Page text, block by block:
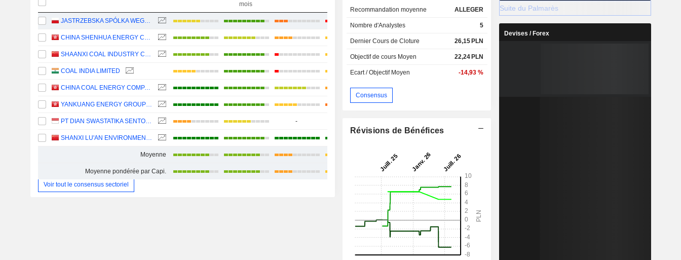
mois
JASTRZEBSKA SPÓLKA WEGLOWA S.A.
CHINA SHENHUA ENERGY COMPANY LIMITED +17,31 %
SHAANXI COAL INDUSTRY COMPANY LIMITED +18,04 %
COAL INDIA LIMITED +10,77 %
CHINA COAL ENERGY COMPANY LIMITED +51,31 %
YANKUANG ENERGY GROUP COMPANY LIMITED +45,69 %
PT DIAN SWASTATIKA SENTOSA TBK -
SHANXI LU'AN ENVIRONMENTAL ENERGY DEVELOPMENT CO., LTD.
Moyenne +21,40 %
Moyenne pondérée par Capi.
+22,47 %
Voir tout le consensus sectoriel
Recommandation moyenne ALLEGER
Nombre d'Analystes 5
Dernier Cours de Cloture 26,15 PLN
Objectif de cours Moyen 22,24 PLN
Ecart / Objectif Moyen -14,93 %
Consensus
Révisions de Bénéfices
Suite du Palmarès
Devises / Forex